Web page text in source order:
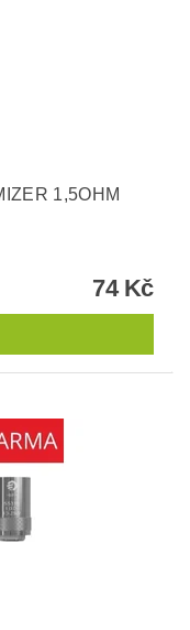
1,5OHM
74 Kč